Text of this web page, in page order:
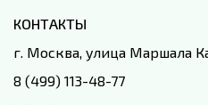
КОНТАКТЫ
г. Москва, улица Маршала
8 (499) 113-48-77